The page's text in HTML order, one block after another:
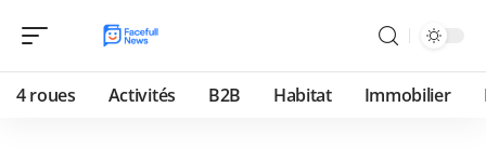
4 roues Activités B2B Habitat Immobilier